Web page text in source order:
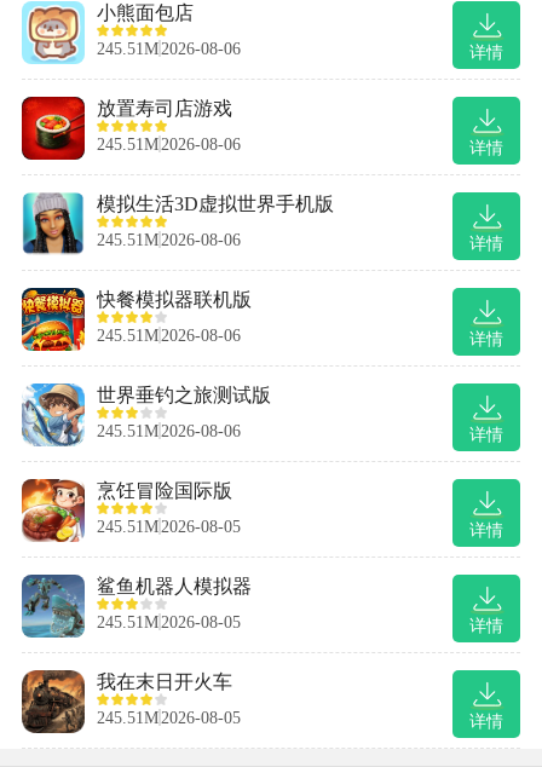
详情
小熊面包店
245.51M 2026-08-06
详情
放置寿司店游戏
245.51M 2026-08-06
详情
模拟生活3D虚拟世界手机版
245.51M 2026-08-06
详情
快餐模拟器联机版
245.51M 2026-08-06
详情
世界垂钓之旅测试版
245.51M 2026-08-06
详情
烹饪冒险国际版
245.51M 2026-08-05
详情
鲨鱼机器人模拟器
245.51M 2026-08-05
详情
我在末日开火车
245.51M 2026-08-05